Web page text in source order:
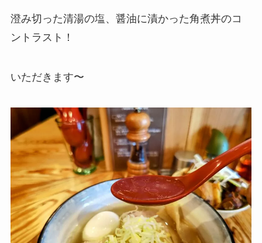
澄み切った清湯の塩、醤油に漬かった角煮丼のコ
ントラスト！
いただきます〜